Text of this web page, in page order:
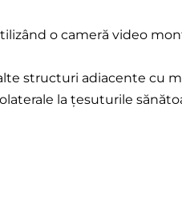
o cameră video
structuri adiacente cu
la țesuturile